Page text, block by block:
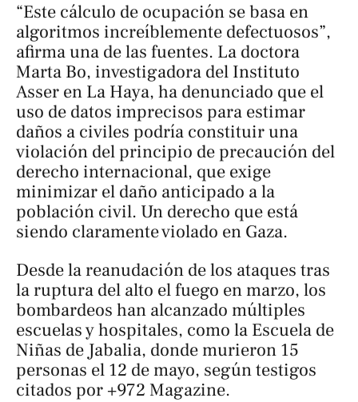
“Este cálculo de ocupación se basa en
algoritmos increíblemente defectuosos”,
afirma una de las fuentes. La doctora
Marta Bo, investigadora del Instituto
Asser en La Haya, ha denunciado que el
uso de datos imprecisos para estimar
daños a civiles podría constituir una
violación del principio de precaución del
derecho internacional, que exige
minimizar el daño anticipado a la
población civil. Un derecho que está
siendo claramente violado en Gaza.
Desde la reanudación de los ataques tras
la ruptura del alto el fuego en marzo, los
bombardeos han alcanzado múltiples
escuelas y hospitales, como la Escuela de
Niñas de Jabalia, donde murieron 15
personas el 12 de mayo, según testigos
citados por +972 Magazine.